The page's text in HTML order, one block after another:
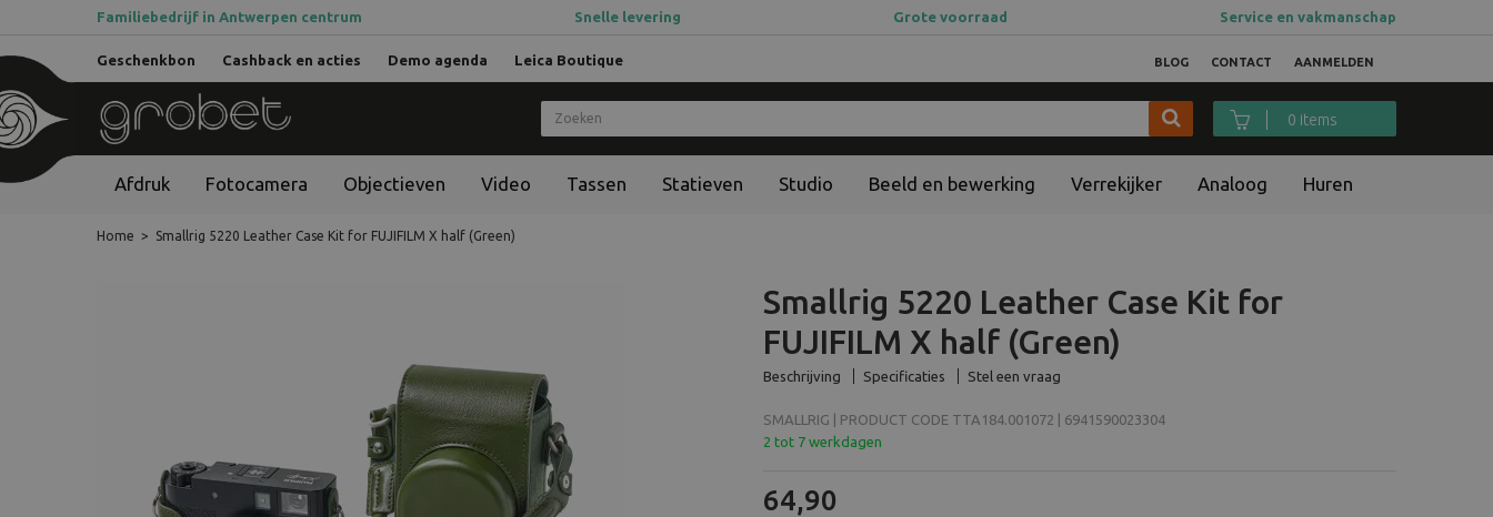
Familiebedrijf in Antwerpen centrum Snelle levering Grote voorraad Service en vakmanschap
AANMELDEN
BLOG CONTACT
Geschenkbon Cashback en acties Demo agenda Leica Boutique
0 items
Afdruk Fotocamera Objectieven Video Tassen Statieven Studio Beeld en bewerking Verrekijker Analoog Huren
Home > Smallrig 5220 Leather Case Kit for FUJIFILM X half (Green)
Smallrig 5220 Leather Case Kit for
FUJIFILM X half (Green)
Beschrijving Specificaties Stel een vraag
SMALLRIG | PRODUCT CODE TTA184.001072 | 6941590023304
2 tot 7 werkdagen
64,90